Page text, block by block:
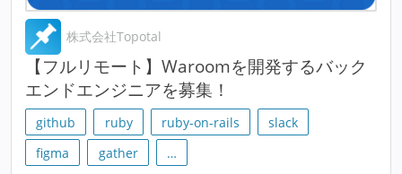
株式会社Topotal
【フルリモート】Waroomを開発するバック
エンドエンジニアを募集！
github ruby ruby-on-rails
slack
figma
gather …